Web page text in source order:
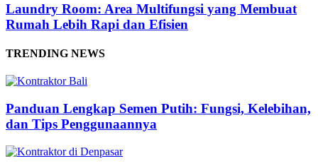
Laundry Room: Area Multifungsi yang Membuat
Rumah Lebih Rapi dan Efisien
TRENDING NEWS
Panduan Lengkap Semen Putih: Fungsi, Kelebihan,
dan Tips Penggunaannya